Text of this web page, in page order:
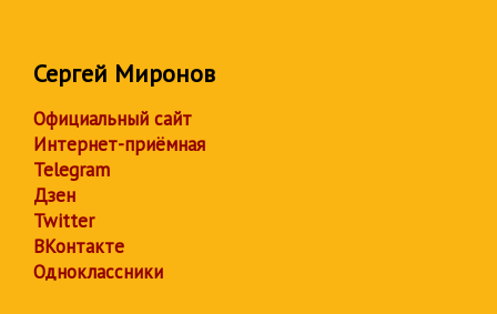
Сергей Миронов
Официальный сайт
Интернет-приёмная
Telegram
Дзен
Twitter
ВКонтакте
Одноклассники